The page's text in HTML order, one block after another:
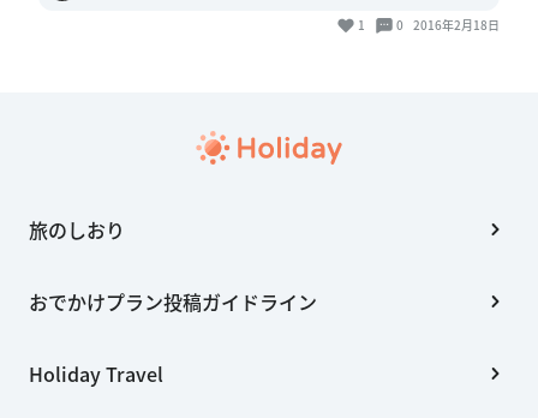
1 0 2016年2月18日
旅のしおり
おでかけプラン投稿ガイドライン
Holiday Travel